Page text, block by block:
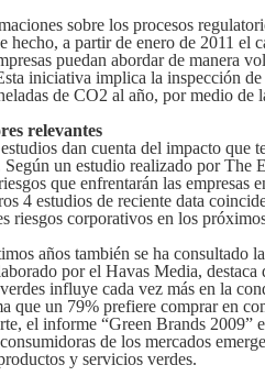
sobre los procesos
hecho, a partir de enero de 2011 el
puedan abordar de manera
iniciativa implica la inspección de
de CO2 al año, por medio de
relevantes
dan cuenta del impacto que
Según un estudio realizado por The
que enfrentarán las
4 estudios de reciente data
riesgos corporativos en los
años también se ha consultado
por el Havas Media,
influye cada vez más en la
que un 79% prefiere comprar en
el informe “Green Brands 2009”
de los mercados
y servicios verdes.